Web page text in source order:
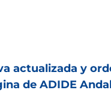
actualizada y
de ADIDE